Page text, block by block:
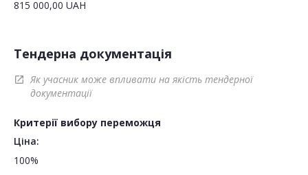
815 000,00 UAH
Тендерна документація
open_in_new
Як учасник може впливати на якість тендерної
документації
Критерії вибору переможця
Ціна:
100%